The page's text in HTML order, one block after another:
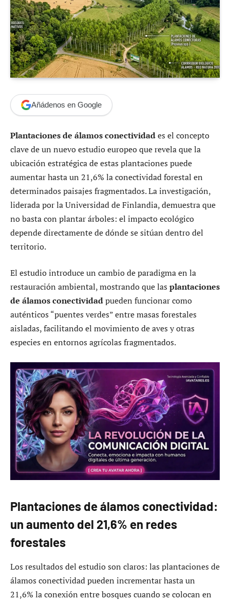
Añádenos en Google
Plantaciones de álamos conectividades el concepto
clave de un nuevo estudio europeo que revela que la
ubicación estratégica de estas plantaciones puede
aumentar hasta un 21,6% la conectividad forestal en
determinados paisajes fragmentados. La investigación,
liderada por la Universidad de Finlandia, demuestra que
no basta con plantar árboles: el impacto ecológico
depende directamente de dónde se sitúan dentro del
territorio.
El estudio introduce un cambio de paradigma en la
restauración ambiental, mostrando que las plantaciones
de álamos conectividadpueden funcionar como
auténticos “puentes verdes” entre masas forestales
aisladas, facilitando el movimiento de aves y otras
especies en entornos agrícolas fragmentados.
Plantaciones de álamos conectividad:
un aumento del 21,6% en redes
forestales
Los resultados del estudio son claros: las plantaciones de
álamos conectividad pueden incrementar hasta un
21,6% la conexión entre bosques cuando se colocan en